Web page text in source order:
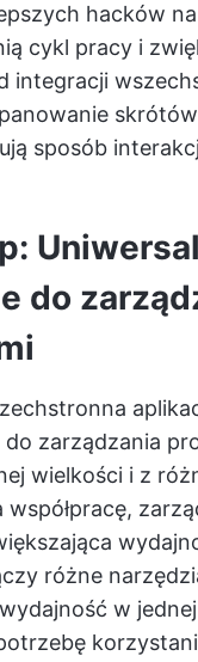
hacków
cykl pracy i
integracji
sposób
do
zarządzania
wielkości i z
współpracę,
różne
w